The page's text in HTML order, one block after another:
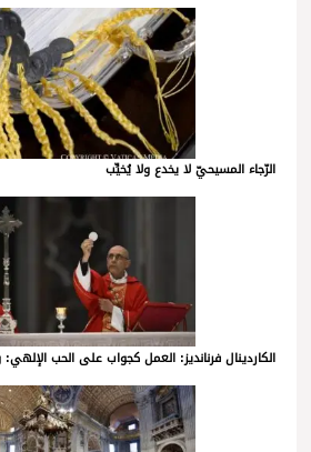
الرّجاء المسيحيّ لا يخدع ولا يُخيِّب
الكاردينال فرنانديز: العمل كجواب على الحب